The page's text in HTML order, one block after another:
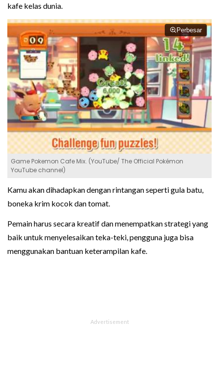
kafe kelas dunia.
Perbesar
Game Pokemon Cafe Mix. (YouTube/ The Official Pokémon
YouTube channel)
Kamu akan dihadapkan dengan rintangan seperti gula batu,
boneka krim kocok dan tomat.
Pemain harus secara kreatif dan menempatkan strategi yang
baik untuk menyelesaikan teka-teki, pengguna juga bisa
menggunakan bantuan keterampilan kafe.